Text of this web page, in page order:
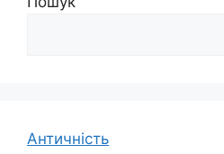
Античність